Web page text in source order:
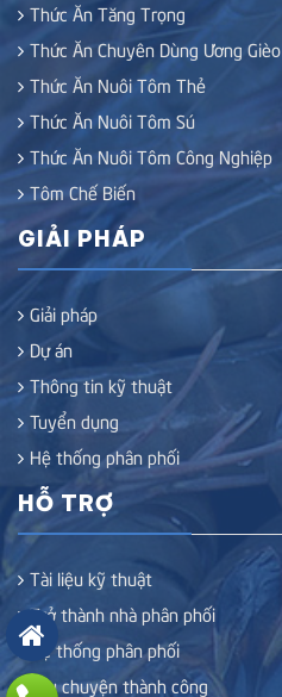
Thức Ăn Tăng Trọng
Thức Ăn Chuyên Dùng Ương Gièo
Thức Ăn Nuôi Tôm Thẻ
Thức Ăn Nuôi Tôm Sú
Thức Ăn Nuôi Tôm Công Nghiệp
Tôm Chế Biến
GIẢI PHÁP
Giải pháp
Dự án
Thông tin kỹ thuật
Tuyển dụng
Hệ thống phân phối
HỖ TRỢ
Tài liệu kỹ thuật
Trở thành nhà phân phối
Hệ thống phân phối
Câu chuyện thành công